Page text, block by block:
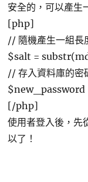
安全的，可以產生
[php]
// 隨機產生一組長
$salt =
// 存入資料庫的密
[/php]
使用者登入後，
以了！